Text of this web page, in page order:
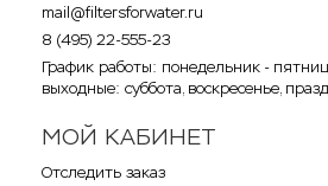
mail@filtersforwater.ru
8 (495) 22-555-23
График работы: понедельник -
выходные: суббота, воскресенье,
МОЙ КАБИНЕТ
Отследить заказ